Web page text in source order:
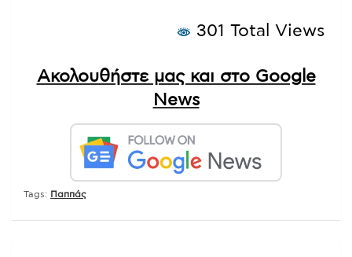
301 Total Views
Ακολουθήστε μας και στο Google
News
Tags: Παππάς